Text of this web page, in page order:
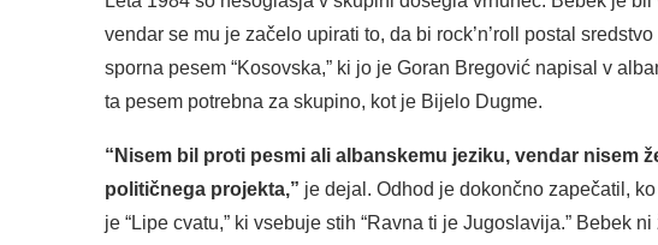
vendar se mu je začelo upirati to, da bi rock’n’roll postal
sporna pesem “Kosovska,” ki jo je Goran Bregović napisal v
ta pesem potrebna za skupino, kot je Bijelo Dugme.
“Nisem bil proti pesmi ali albanskemu jeziku, vendar nisem
političnega projekta,” je dejal. Odhod je dokončno zapečatil,
je “Lipe cvatu,” ki vsebuje stih “Ravna ti je Jugoslavija.” Bebek